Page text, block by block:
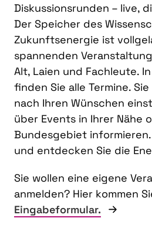
Diskussionsrunden – live,
Der Speicher des
Zukunftsenergie ist
spannenden
Alt, Laien und Fachleute.
finden Sie alle Termine.
nach Ihren Wünschen
über Events in Ihrer Nähe
Bundesgebiet
und entdecken Sie die
Sie wollen eine eigene
anmelden? Hier kommen
Eingabeformular.